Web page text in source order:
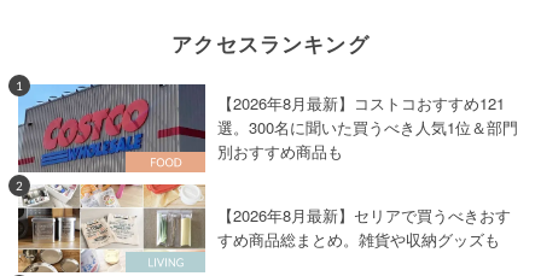
アクセスランキング
1
【2026年8月最新】コストコおすすめ121
選。300名に聞いた買うべき人気1位＆部門
別おすすめ商品も
2
【2026年8月最新】セリアで買うべきおす
すめ商品総まとめ。雑貨や収納グッズも